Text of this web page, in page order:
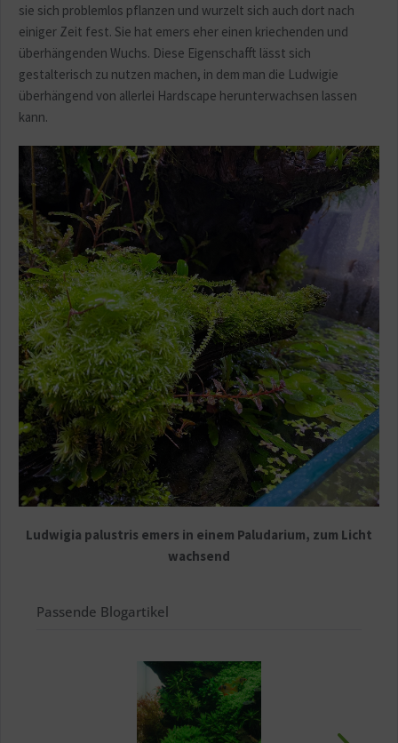
sie sich problemlos pflanzen und wurzelt sich auch dort nach
einiger Zeit fest. Sie hat emers eher einen kriechenden und
überhängenden Wuchs. Diese Eigenschafft lässt sich
gestalterisch zu nutzen machen, in dem man die Ludwigie
überhängend von allerlei Hardscape herunterwachsen lassen
kann.
Ludwigia palustris emers in einem Paludarium, zum Licht
wachsend
Passende Blogartikel